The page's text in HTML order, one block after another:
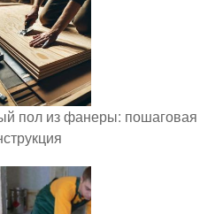
пол из фанеры: пошаговая